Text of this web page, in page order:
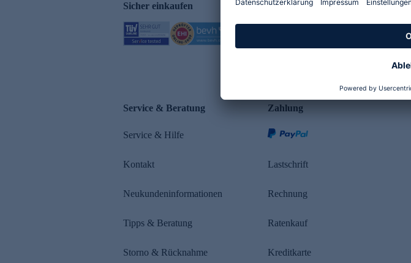
Sicher einkaufen
Service & Beratung
Service & Hilfe
Kontakt
Neukundeninformationen
Tipps & Beratung
Storno & Rücknahme
Zahlung
Lastschrift
Rechnung
Ratenkauf
Kreditkarte